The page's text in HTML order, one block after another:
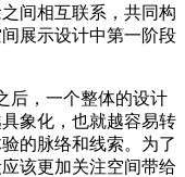
间相互联系，共同构
展示设计中第一阶段
后，一个整体的设计
象化，也就越容易转
的脉络和线索。为了
该更加关注空间带给